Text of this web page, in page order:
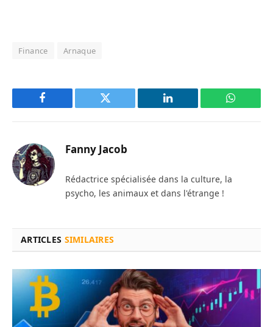
Finance Arnaque
Facebook Twitter LinkedIn
Fanny Jacob
Rédactrice spécialisée dans la culture, la
psycho, les animaux et dans l'étrange !
ARTICLES SIMILAIRES